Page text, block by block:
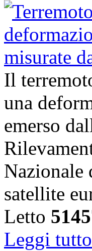
Il
una
emerso
Nazionale
satellite
Letto
Leggi